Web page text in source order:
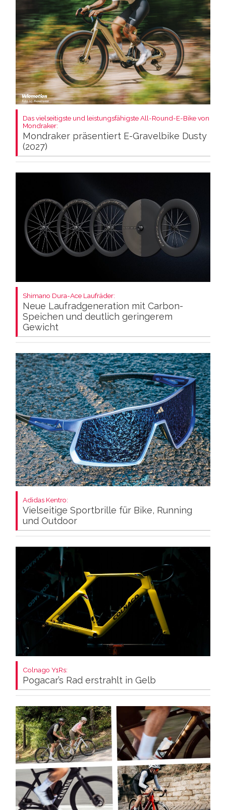
Das vielseitigste und leistungsfähigste All-Round-E-Bike von
Mondraker:
Mondraker präsentiert E-Gravelbike Dusty
(2027)
Shimano Dura-Ace Laufräder:
Neue Laufradgeneration mit Carbon-
Speichen und deutlich geringerem
Gewicht
Adidas Kentro:
Vielseitige Sportbrille für Bike, Running
und Outdoor
Colnago Y1Rs:
Pogacar’s Rad erstrahlt in Gelb